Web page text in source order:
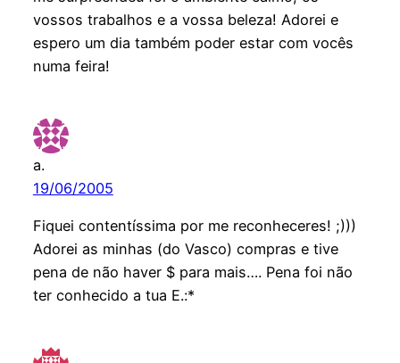
vossos trabalhos e a vossa beleza! Adorei e
espero um dia também poder estar com vocês
numa feira!
a.
19/06/2005
Fiquei contentíssima por me reconheceres! ;)))
Adorei as minhas (do Vasco) compras e tive
pena de não haver $ para mais…. Pena foi não
ter conhecido a tua E.:*